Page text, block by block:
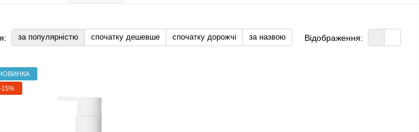
за популярністю спочатку дешевше спочатку дорожчі за назвою Відображення: